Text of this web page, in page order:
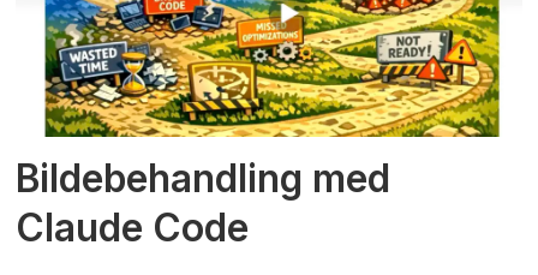
Bildebehandling med
Claude Code